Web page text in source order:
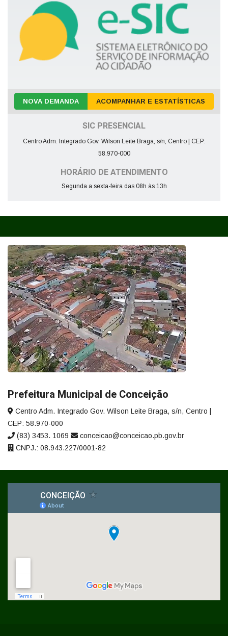
NOVA DEMANDA ACOMPANHAR E ESTATÍSTICAS
SIC PRESENCIAL
Centro Adm. Integrado Gov. Wilson Leite Braga, s/n, Centro | CEP:
58.970-000
HORÁRIO DE ATENDIMENTO
Segunda a sexta-feira das 08h às 13h
Prefeitura Municipal de Conceição
Centro Adm. Integrado Gov. Wilson Leite Braga, s/n, Centro |
CEP: 58.970-000
(83) 3453. 1069
conceicao@conceicao.pb.gov.br
CNPJ.: 08.943.227/0001-82